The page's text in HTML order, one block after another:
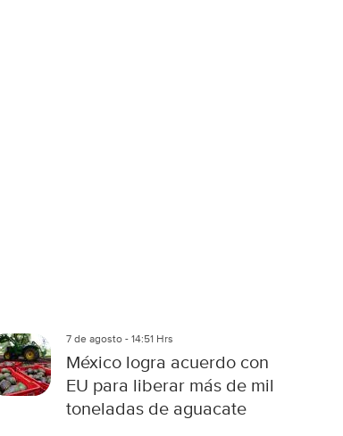
7 de agosto - 14:51 Hrs
México logra acuerdo con
EU para liberar más de mil
toneladas de aguacate